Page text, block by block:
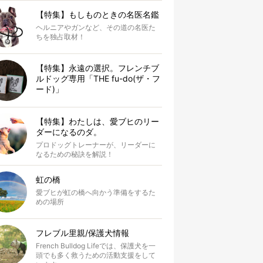
【特集】もしものときの名医名鑑
ヘルニアやガンなど、その道の名医た
ちを独占取材！
【特集】永遠の選択。フレンチブ
ルドッグ専用「THE fu-do(ザ・フ
ード)」
【特集】わたしは、愛ブヒのリー
ダーになるのダ。
プロドッグトレーナーが、リーダーに
なるための秘訣を解説！
虹の橋
愛ブヒが虹の橋へ向かう準備をするた
めの場所
フレブル里親/保護犬情報
French Bulldog Lifeでは、保護犬を一
頭でも多く救うための活動支援をして